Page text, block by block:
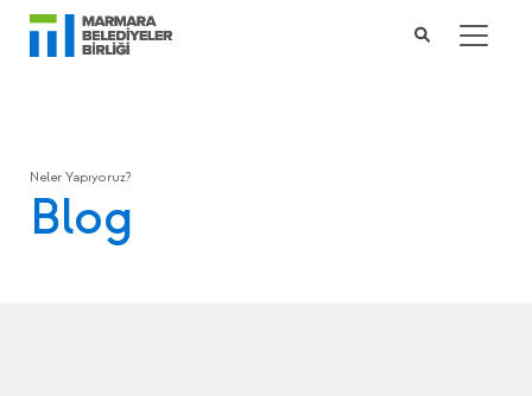
Neler Yapıyoruz?
Blog